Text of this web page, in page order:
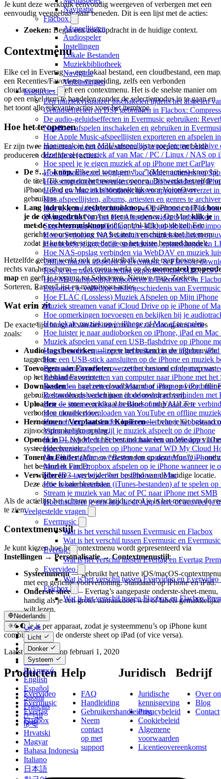
Navigatie
Flacbox
Afspeellijsten
Audiospeler
Instellingen
Lokale Bestanden
Muziekbibliotheek
Navigatie
Verbindingen
Instructies
Een muziekvisualizer inschakelen tijdens het afspelen
Geluidseffecten en DSP gebruiken in Flacbox:
De audio-geluidseffecten in Evermusic gebruiken:
Naadloos afspelen inschakelen en gebruiken in
Hoe Apple Music-afspeellijsten exporteren en afspelen
Hoe maak je een M3U-afspeellijst voor Internet
Hoe speel je muziek af van Mac / PC / Linux / NAS op
Hoe speel je je eigen muziek af op iPhone met CarPlay
Hoe albumhoezen wijzigen voor lokale nummers op
Hoe songteksten bewerken voor audiobestanden op
Hoe u uw muziekbibliotheek tussen apparaten overzet
Hoe afspeellijsten, albums, artiesten en genres te
Hoe je je muziekgeschiedenis van Evermusic of
Dynamische Nu Aan Het Afspelen-widgets gebruiken
Stap-voor-stap handleiding: Uw iCloud-bibliotheek
Hoe u Synology NAS aansluit en muziek beluistert op
Hoe bekijk je ingebedde songteksten, opmerkingen en
Hoe NAS-opslag verbinden via WebDAV en muziek
Offline muziek afspelen in Evermusic & Flacbox:
Hoe je een trackverzameling exporteert naar M3U,
Hoe M3U-afspeellijst importeren in Evermusic en
Exporteer je volledige luistergeschiedenis van
Hoe FLAC (Lossless) Muziek Afspelen op Mijn iPhone
Muziek streamen vanaf iCloud Drive op je iPhone of
Hoe opmerkingen toevoegen en bekijken bij je
Hoe lokale muziek op je iPhone of Mac af te spelen
Hoe luister je naar audioboeken op iPhone, iPad en
Muziek afspelen vanaf een USB-flashdrive op iPhone
Hoe de audio-equalizer te gebruiken op uw iPhone,
Hoe een USB-stick aansluiten op de iPhone en muziek
Bestanden draadloos overzetten van een computer naar
Bestanden overzetten van computer naar iPhone met
Bestanden overzetten van Mac naar iPhone of iPad met
Bestanden uploaden naar cloudopslag en verbinden
Hoe de interne opslag van Bluesound VAULT te
Hoe muziek downloaden van YouTube en offline
Hoe een app van derden loskoppelen van je Google-
Video opnemen terwijl je muziek afspeelt op de iPhone
Hoe DLNA Media Server inschakelen op Windows 10
Hoe muziek afspelen op iPhone vanaf WD My Cloud
Muziekbestanden overzetten van computer naar
Muziek van Dropbox afspelen op je iPhone wanneer je
Hoe ID3-tags bewerken op iPhone en Mac
Hoe lokale bestanden (iTunes-bestanden) af te spelen
Stream je muziek van Mac of PC naar iPhone met SMB
Hoe installeer je een app uit de App Store of activeer je
Veelgestelde vragen
Evermusic
Wat is het verschil tussen Evermusic en Flacbox
Wat is het verschil tussen Evermusic en
Evertag
Wat is het verschil tussen Evertag en Evertag
Evervideo
Wat is het verschil tussen Evervideo en Evervideo
Flacbox
Wat is het verschil tussen Flacbox en Flacbox
Nederlands
عربي
Català
Čeština
Dansk
Deutsch
Ελληνικά
English
Español
Suomi
Français
עברית
हिन्दी
Hrvatski
Magyar
Bahasa Indonesia
Italiano
日本語
Licht
Donker
Systeem
Je kunt deze werkbalk eenvoudig weergeven of verbergen met een
eenvoudig veeggebaar naar beneden. Dit is een lijst met de acties:
Zoeken: Begin een zoekopdracht in de huidige context.
Contextmenu
Elke cel in Evertag — een lokaal bestand, een cloudbestand, een
een Recenties/Favorieten-vermelding, zelfs een verbonden
cloudaccount — heeft een contextmenu. Het is de snelste manier om
op een enkel item te handelen zonder de selectiemodus in te gaan en
het toont alle relevante acties voor het itemtype.
Hoe het te openen
Er zijn twee manieren om het contextmenu op te roepen, en beide
produceren dezelfde set acties:
De “…"-knop.Elke cel toont een “…” (Meer acties)-knop bij
de titel. Tik erop om het menu te openen. Dit werkt hetzelfde
iPhone, iPad en Mac en is toegankelijk voor VoiceOver-
gebruikers.
Lang indrukken / rechtermuisknop.Op iPhone en iPad
je de cel ingedruktom het menu te openen. Op Macklik je
met de rechtermuisknop(of Control-klik) op de cel. Een
gerichte voorvertoning van het item verschijnt naast het menu
zodat je kunt bevestigen dat je op het juiste bestand handelt.
Hetzelfde gebaar werkt ook op de titelbalk van de map bovenaan
rechts van het scherm — dat menu werkt op demomenteel
map en geeft je toegang tot Selecteren, Nieuwe map, Zoeken,
Sorteren, Raster/Lijst en mapniveau-acties.
Wat erin zit
De exacte lijst hangt af van het item, maar je ziet doorgaans acties
zoals:
Audio-tags bewerken— open het bestand in de ingebouwde
taggeditor.
Toevoegen aan Favorieten— zet het bestand of de map vast
op het tabblad Favorieten.
Downloaden— haal een cloudbestand of -map op voor offline
gebruik; downloads verschijnen in de overdrachtsrij.
Uploaden— stuur een lokaal bestand of map naar een
verbonden cloudservice.
Hernoemen / Verplaatsen / Kopiëren— beheer het bestand
zijn oorspronkelijke opslag.
Openen in— exporteer het bestand naar een andere app via
systeemdeelvenster.
Tonen in Finder (Mac en “Bestanden op deze Mac”)—
het bestand in Finder.
Verwijderen— verwijder het bestand van de huidige locatie.
Deze actie is onomkeerbaar.
Als de actielijst het scherm overschrijdt, scrol je in het menu om de
te zien.
Contextmenustijl
Je kunt kiezen hoe het contextmenu wordt gepresenteerd via
Instellingen → Personalisatie → Contextmenustijl:
Systeemmenu— gebruikt het native iOS/macOS-contextmenu
met een gerichte voorvertoning. Standaard op iPhone en iPad.
Onderste sheet
— Evertag’s aangepaste onderste-sheet-menu,
handig als je een groter aanraakdoel wilt of labels
wilt lezen.
De keuze is per apparaat, zodat je systeemmenu’s op iPhone kunt
combineren met de onderste sheet op iPad (of vice versa).
Laatst bijgewerkt op februari 1, 2020
Producten
Evervideo
Evermusic
Evertag
Flacbox
Help
FAQ
Handleiding
Gebruikershandleiding
Neem
contact
op met
support
Juridisch
Juridische
kennisgeving
Privacybeleid
Cookiebeleid
Algemene
voorwaarden
Licentieovereenkomst
Bedrijf
Over
Blog
Contact